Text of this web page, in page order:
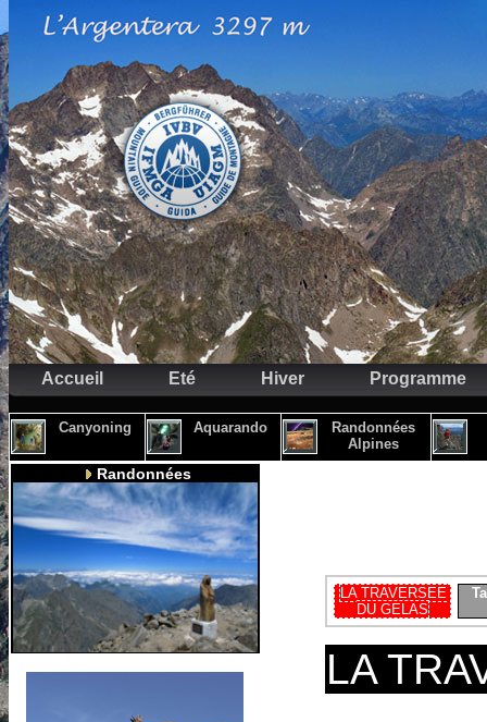
Accueil Eté Hiver Programme
Canyoning Aquarando
Randonnées
Alpines
Randonnées
LA TRAVERSEE
DU GELAS
LA